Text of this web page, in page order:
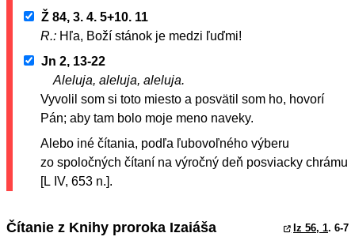
Ž 84, 3. 4. 5+10. 11
R.: Hľa, Boží stánok je medzi ľuďmi!
Jn 2, 13-22
Aleluja, aleluja, aleluja.
Vyvolil som si toto miesto a posvätil som ho, hovorí
Pán; aby tam bolo moje meno naveky.
Alebo iné čítania, podľa ľubovoľného výberu
zo spoločných čítaní na výročný deň posviacky chrámu
[L IV, 653 n.].
Čítanie z Knihy proroka Izaiáša Iz 56, 1. 6-7